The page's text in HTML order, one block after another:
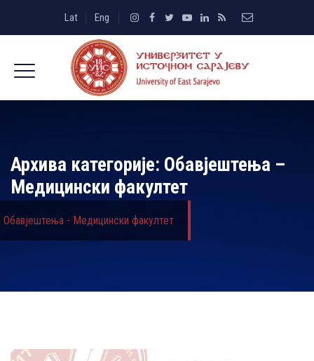
Lat Eng
Архива категорије: Обавјештења –
Медицински факултет
Обавјештења - Медицински факултет